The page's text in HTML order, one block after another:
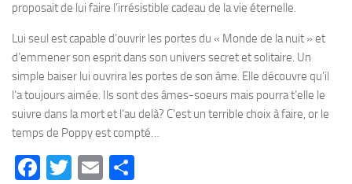
proposait de lui faire l’irrésistible cadeau de la vie éternelle.
Lui seul est capable d’ouvrir les portes du « Monde de la nuit » et
d’emmener son esprit dans son univers secret et solitaire. Un
simple baiser lui ouvrira les portes de son âme. Elle découvre qu’il
l’a toujours aimée. Ils sont des âmes-soeurs mais pourra t’elle le
suivre dans la mort et l’au delà? C’est un terrible choix à faire, or le
temps de Poppy est compté…
Facebook
Twitter
Email